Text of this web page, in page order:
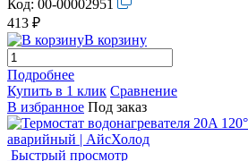
Код: 00-00002951
413 ₽
В корзину
Подробнее
Купить в 1 клик Сравнение
В избранное Под заказ
Быстрый просмотр